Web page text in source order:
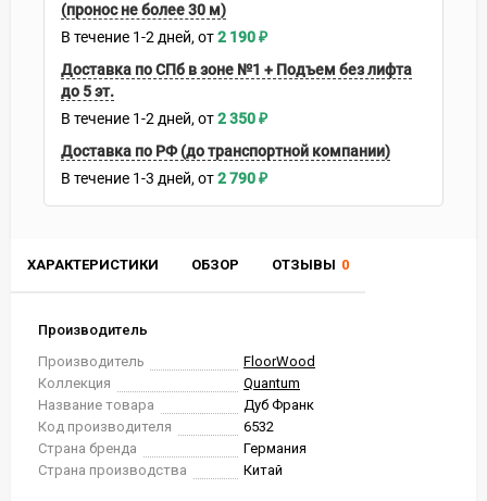
ХАРАКТЕРИСТИКИ ОБЗОР ОТЗЫВЫ 0
Производитель
Производитель
FloorWood
Коллекция
Quantum
Название товара
Дуб Франк
Код производителя
6532
Страна бренда
Германия
Страна производства
Китай
(пронос не более 30 м)
В течение 1-2 дней 2 190₽
Доставка по СПб в зоне №1 + Подъем без лифта
до 5 эт.
В течение 1-2 дней 2 350₽
Доставка по РФ (до транспортной компании)
В течение 1-3 дней 2 790₽